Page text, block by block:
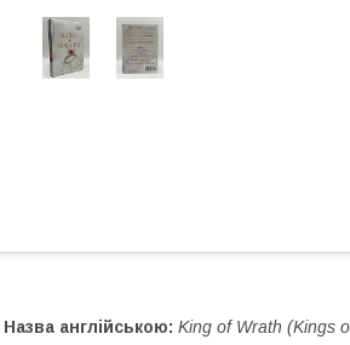
Назва англійською: King of Wrath (Kings